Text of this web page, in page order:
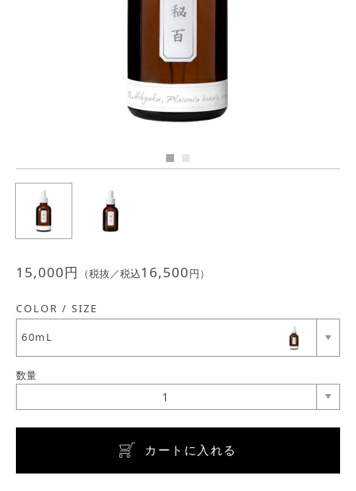
15,000円 （税抜／税込16,500円）
COLOR / SIZE
60mL
数量
1
カートに入れる
香水
OTHER